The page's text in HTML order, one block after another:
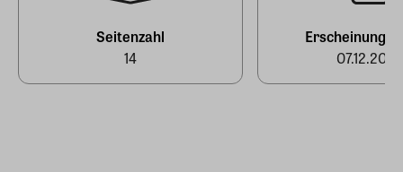
post@wimmelbuchverlag.de
Seitenzahl
14
07.12.2022